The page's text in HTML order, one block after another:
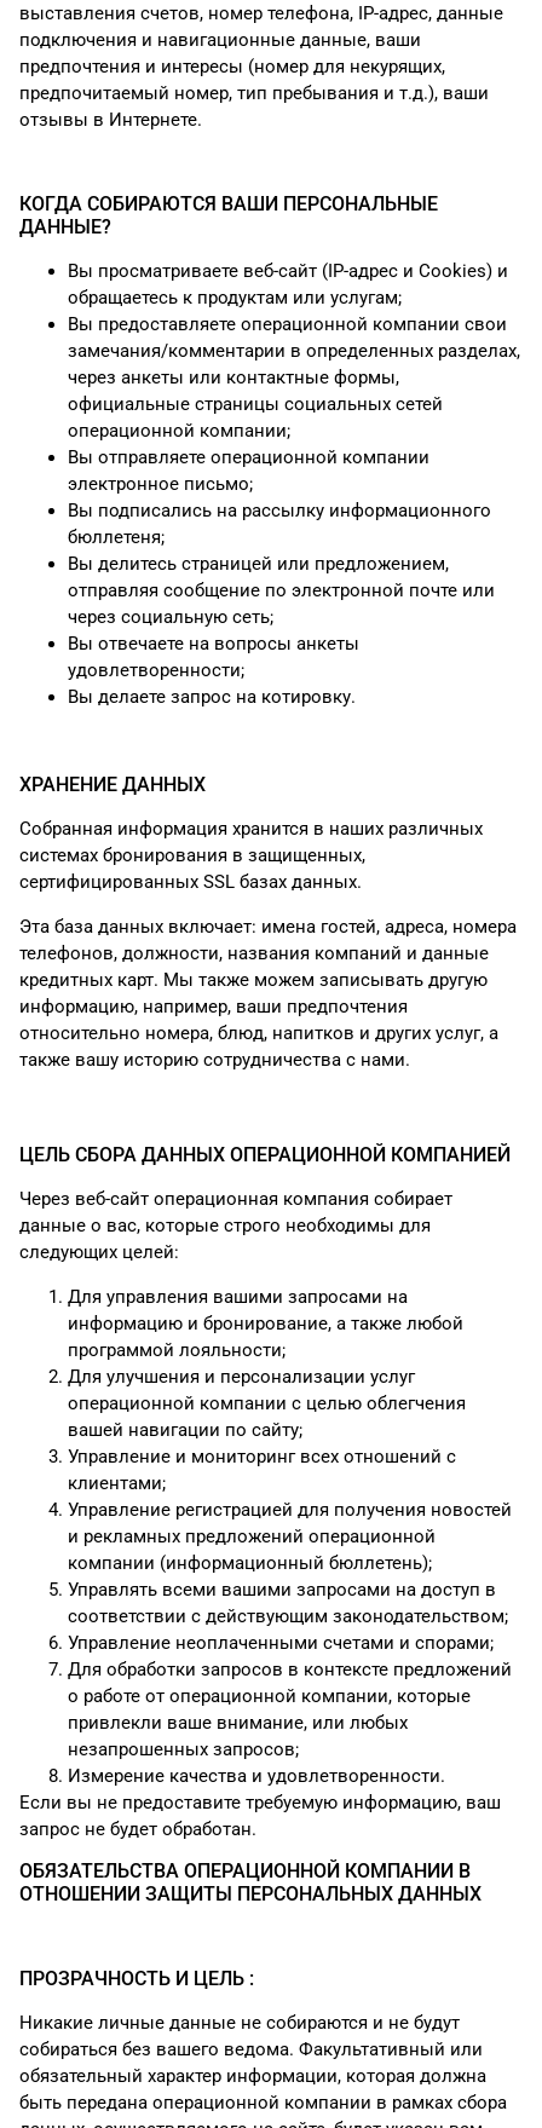
выставления счетов, номер телефона, IP-адрес, данные
подключения и навигационные данные, ваши
предпочтения и интересы (номер для некурящих,
предпочитаемый номер, тип пребывания и т.д.), ваши
отзывы в Интернете.
КОГДА СОБИРАЮТСЯ ВАШИ ПЕРСОНАЛЬНЫЕ
ДАННЫЕ?
Вы просматриваете веб-сайт (IP-адрес и Cookies) и
обращаетесь к продуктам или услугам;
Вы предоставляете операционной компании свои
замечания/комментарии в определенных разделах,
через анкеты или контактные формы,
официальные страницы социальных сетей
операционной компании;
Вы отправляете операционной компании
электронное письмо;
Вы подписались на рассылку информационного
бюллетеня;
Вы делитесь страницей или предложением,
отправляя сообщение по электронной почте или
через социальную сеть;
Вы отвечаете на вопросы анкеты
удовлетворенности;
Вы делаете запрос на котировку.
ХРАНЕНИЕ ДАННЫХ
Собранная информация хранится в наших различных
системах бронирования в защищенных,
сертифицированных SSL базах данных.
Эта база данных включает: имена гостей, адреса, номера
телефонов, должности, названия компаний и данные
кредитных карт. Мы также можем записывать другую
информацию, например, ваши предпочтения
относительно номера, блюд, напитков и других услуг, а
также вашу историю сотрудничества с нами.
ЦЕЛЬ СБОРА ДАННЫХ ОПЕРАЦИОННОЙ КОМПАНИЕЙ
Через веб-сайт операционная компания собирает
данные о вас, которые строго необходимы для
следующих целей:
Для управления вашими запросами на
информацию и бронирование, а также любой
программой лояльности;
Для улучшения и персонализации услуг
операционной компании с целью облегчения
вашей навигации по сайту;
Управление и мониторинг всех отношений с
клиентами;
Управление регистрацией для получения новостей
и рекламных предложений операционной
компании (информационный бюллетень);
Управлять всеми вашими запросами на доступ в
соответствии с действующим законодательством;
Управление неоплаченными счетами и спорами;
Для обработки запросов в контексте предложений
о работе от операционной компании, которые
привлекли ваше внимание, или любых
незапрошенных запросов;
Измерение качества и удовлетворенности.
Если вы не предоставите требуемую информацию, ваш
запрос не будет обработан.
ОБЯЗАТЕЛЬСТВА ОПЕРАЦИОННОЙ КОМПАНИИ В
ОТНОШЕНИИ ЗАЩИТЫ ПЕРСОНАЛЬНЫХ ДАННЫХ
ПРОЗРАЧНОСТЬ И ЦЕЛЬ :
Никакие личные данные не собираются и не будут
собираться без вашего ведома. Факультативный или
обязательный характер информации, которая должна
быть передана операционной компании в рамках сбора